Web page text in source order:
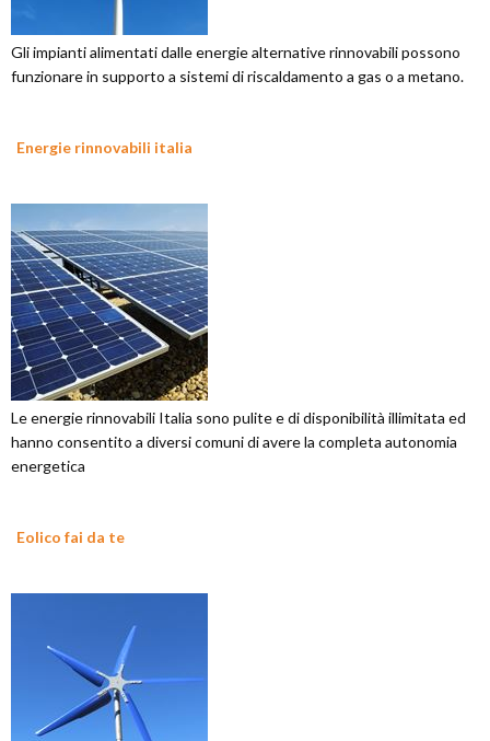
Gli impianti alimentati dalle energie alternative rinnovabili possono
funzionare in supporto a sistemi di riscaldamento a gas o a metano.
Energie rinnovabili italia
Le energie rinnovabili Italia sono pulite e di disponibilità illimitata ed
hanno consentito a diversi comuni di avere la completa autonomia
energetica
Eolico fai da te